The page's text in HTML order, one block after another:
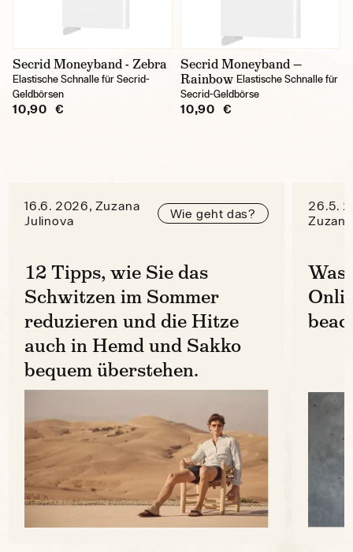
Secrid Moneyband - Zebra
Elastische Schnalle für Secrid-
Geldbörsen
10,90 €
Secrid Moneyband —
Rainbow Elastische Schnalle für
Secrid-Geldbörse
10,90 €
16.6. 2026, Zuzana
Julinova
Wie geht das?
12 Tipps, wie Sie das
Schwitzen im Sommer
reduzieren und die Hitze
auch in Hemd und Sakko
bequem überstehen.
26.5.
Was